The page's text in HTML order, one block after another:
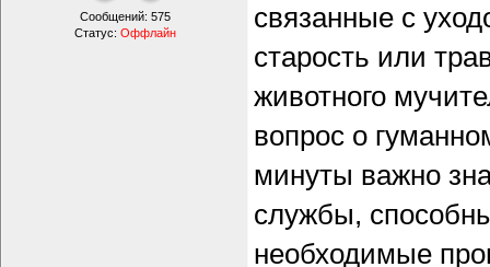
Сообщений: 575
Статус: Оффлайн
связанные с
старость или
животного
вопрос о
минуты важно
службы,
необходимые